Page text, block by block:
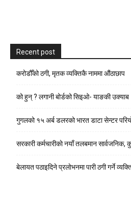
Recent post
करोडौँको ठगी, मृतक व्यक्तिकै नाममा औंठाछाप
को हुन् ? लगानी बोर्डको सिइओ- याङकी उक्याब
गुगलको १५ अर्ब डलरको भारत डाटा सेन्टर
सरकारी कर्मचारीकाे नयाँ तलबमान
बेलायत पठाइदिने प्रलाेभनमा पारी ठगी गर्ने